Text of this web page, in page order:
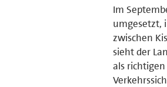
Im
umgesetzt,
zwischen
sieht der
als